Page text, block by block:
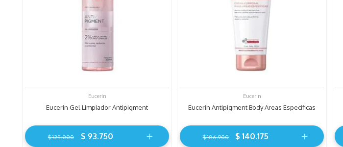
Eucerin
Eucerin Gel Limpiador Antipigment
$ 125.000 $ 93.750
Eucerin
Eucerin Antipigment Body Areas Especificas
$ 186.900 $ 140.175